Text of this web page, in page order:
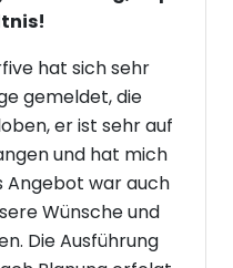
hat sich sehr
gemeldet, die
er ist sehr auf
und hat mich
Angebot war auch
Wünsche und
Die Ausführung